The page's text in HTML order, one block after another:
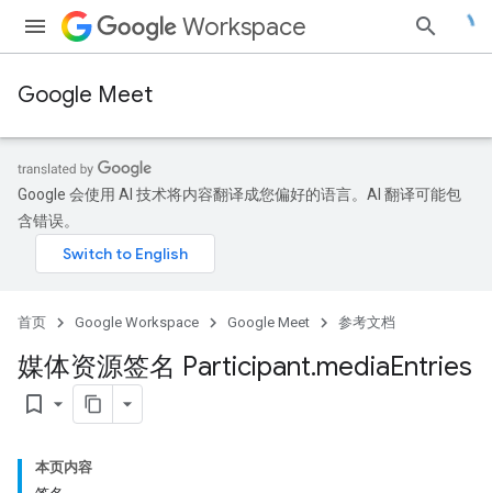
Workspace
Google Meet
Google 会使用 AI 技术将内容翻译成您偏好的语言。AI 翻译可能包
含错误。
首页 Google Workspace Google Meet 参考文档
媒体资源签名 Participant.mediaEntries
bookmark_border
本页内容